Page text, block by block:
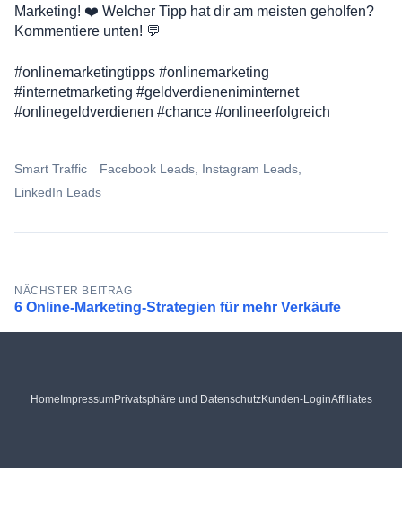
Marketing! ❤️ Welcher Tipp hat dir am meisten geholfen?
Kommentiere unten! 💬
#onlinemarketingtipps #onlinemarketing
#internetmarketing #geldverdieneniminternet
#onlinegeldverdienen #chance #onlineerfolgreich
Smart Traffic Facebook Leads Instagram Leads
LinkedIn Leads
NÄCHSTER BEITRAG
6 Online-Marketing-Strategien für mehr Verkäufe
Home ImpressumPrivatsphäre und DatenschutzKunden-LoginAffiliates